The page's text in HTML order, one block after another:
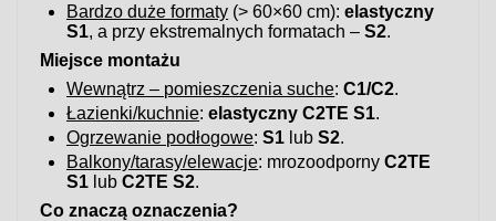
Bardzo duże formaty (> 60×60 cm):elastyczny
S1, a przy ekstremalnych formatach –S2.
Miejsce montażu
Wewnątrz – pomieszczenia suche:C1/C2.
Łazienki/kuchnie:elastyczny C2TE S1.
Ogrzewanie podłogowe:S1 lubS2.
Balkony/tarasy/elewacje: mrozoodpornyC2TE
S1 lubC2TE S2.
Co znaczą oznaczenia?